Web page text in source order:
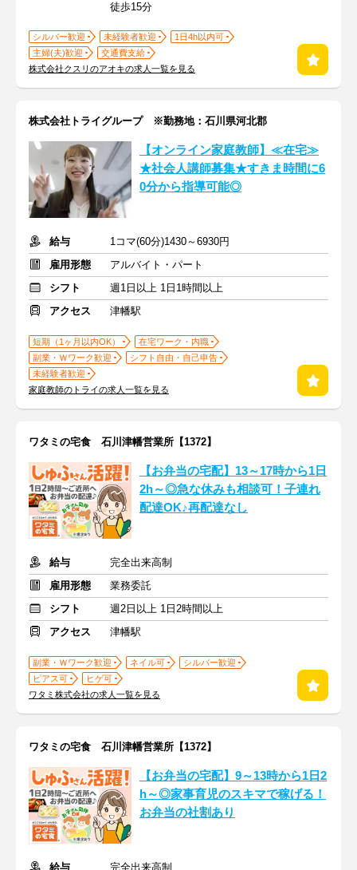
徒歩15分
シルバー歓迎 未経験者歓迎
1日4h以内可
主婦(夫)歓迎
交通費支給
株式会社クスリのアオキの求人一覧を見る
株式会社トライグループ ※勤務地：石川県河北郡
【オンライン家庭教師】≪在宅≫
★社会人講師募集★すきま時間に6
0分から指導可能◎
給与
1コマ(60分)1430～6930円
雇用形態
アルバイト・パート
シフト
週1日以上 1日1時間以上
アクセス
津幡駅
短期（1ヶ月以内OK）
在宅ワーク・内職
副業・Ｗワーク歓迎
シフト自由・自己申告
未経験者歓迎
家庭教師のトライの求人一覧を見る
ワタミの宅食 石川津幡営業所【1372】
【お弁当の宅配】13～17時から1日
2h～◎急な休みも相談可！子連れ
配達OK♪再配達なし
給与
完全出来高制
雇用形態
業務委託
シフト
週2日以上 1日2時間以上
アクセス
津幡駅
副業・Ｗワーク歓迎 ネイル可
シルバー歓迎
ピアス可
ヒゲ可
ワタミ株式会社の求人一覧を見る
ワタミの宅食 石川津幡営業所【1372】
【お弁当の宅配】9～13時から1日2
h～◎家事育児のスキマで稼げる！
お弁当の社割あり
給与
完全出来高制